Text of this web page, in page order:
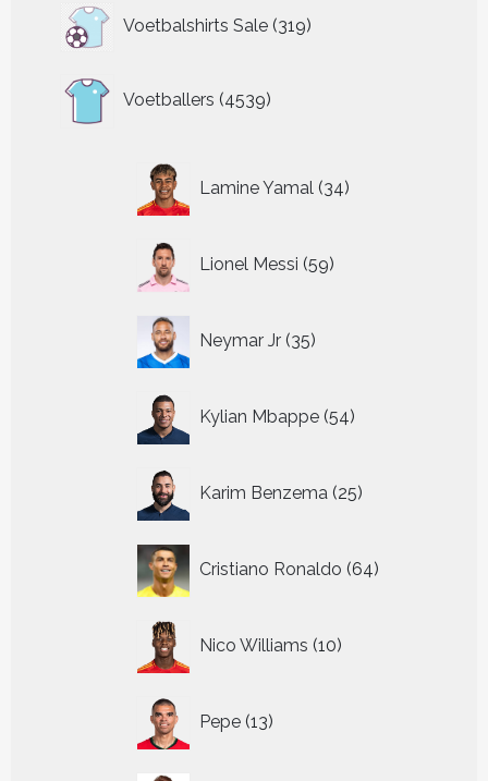
Voetbalshirts Sale 319
319
producten
Voetballers 4539
producten
Lamine Yamal 34
producten
Lionel Messi 59
producten
Neymar Jr 35
producten
Kylian Mbappe 54
producten
Karim Benzema 25
producten
Cristiano Ronaldo 64
producten
Nico Williams 10
producten
Pepe 13
producten